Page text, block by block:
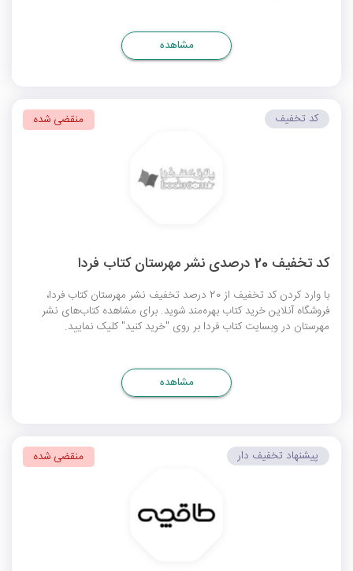
مشاهده
کد تخفیف 20 درصدی نشر مهرستان کتاب فردا
با وارد کردن کد تخفیف از 20 درصد تخفیف نشر مهرستان کتاب فردا،
فروشگاه آنلاین خرید کتاب بهره‌مند شوید. برای مشاهده کتاب‌های نشر
مهرستان در وبسایت کتاب فردا بر روی "خرید کنید" کلیک نمایید.
کد تخفیف منقضی شده
مشاهده
پیشنهاد تخفیف دار منقضی شده